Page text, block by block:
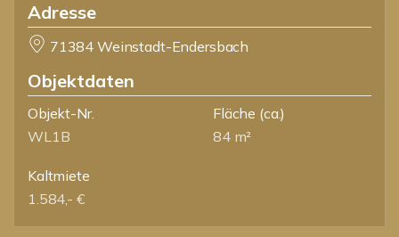
Adresse
71384 Weinstadt-Endersbach
Objektdaten
Objekt-Nr.
WL1B
Fläche (ca.)
84 m²
Kaltmiete
1.584,- €